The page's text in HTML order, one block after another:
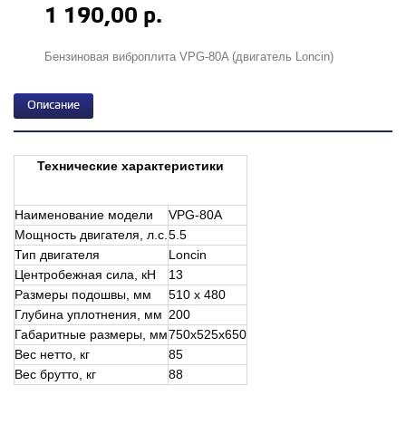
1 190,00 р.
Бензиновая виброплита VPG-80A (двигатель Loncin)
Описание
Технические характеристики
Наименование модели
VPG-80А
Мощность двигателя, л.с. 5.5
Тип двигателя
Loncin
Центробежная сила, кН
13
Размеры подошвы, мм
510 x 480
Глубина уплотнения, мм 200
Габаритные размеры, мм750x525x650
Вес нетто, кг
85
Вес брутто, кг
88